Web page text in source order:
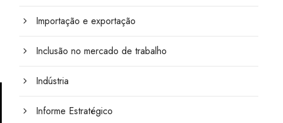
Importação e exportação
Inclusão no mercado de trabalho
Indústria
Informe Estratégico